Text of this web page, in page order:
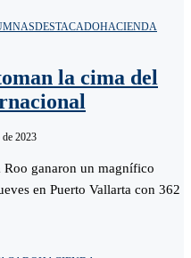
DESTACADOHACIENDA
la cima del
de 2023
Roo ganaron un magnífico
en Puerto Vallarta con 362